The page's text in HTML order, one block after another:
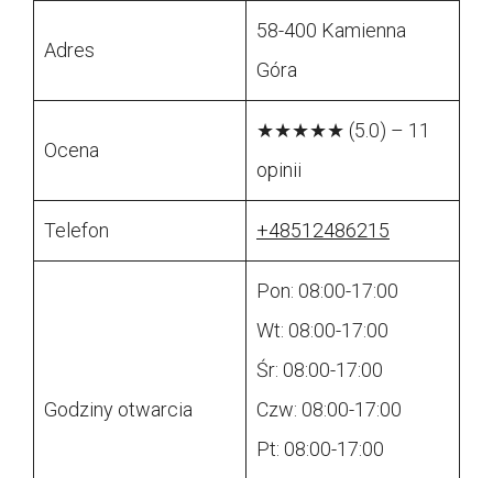
Adres
58-400 Kamienna
Góra
Ocena
★★★★★ (5.0) – 11
opinii
Telefon +48512486215
Godziny otwarcia
Pon: 08:00-17:00
Wt: 08:00-17:00
Śr: 08:00-17:00
Czw: 08:00-17:00
Pt: 08:00-17:00